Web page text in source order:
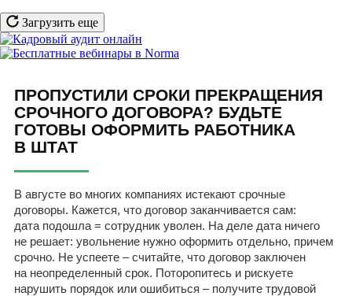
Загрузить еще
ПРОПУСТИЛИ СРОКИ ПРЕКРАЩЕНИЯ
СРОЧНОГО ДОГОВОРА? БУДЬТЕ
ГОТОВЫ ОФОРМИТЬ РАБОТНИКА
В ШТАТ
В августе во многих компаниях истекают срочные
договоры. Кажется, что договор заканчивается сам:
дата подошла = сотрудник уволен. На деле дата ничего
не решает: увольнение нужно оформить отдельно, причем
срочно. Не успеете – считайте, что договор заключен
на неопределенный срок. Поторопитесь и рискуете
нарушить порядок или ошибиться – получите трудовой